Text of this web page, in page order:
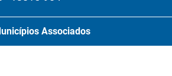
Associados